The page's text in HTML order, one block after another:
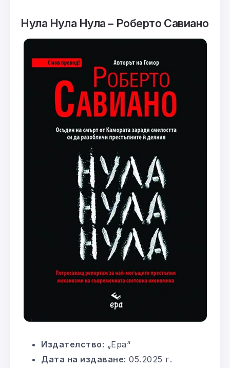
Нула Нула Нула – Роберто Савиано
Издателство: „Ера“
Дата на издаване: 05.2025 г.